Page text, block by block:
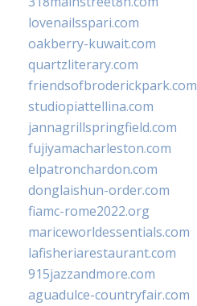
lovenailsspari.com
oakberry-kuwait.com
quartzliterary.com
friendsofbroderickpark.com
studiopiattellina.com
jannagrillspringfield.com
fujiyamacharleston.com
elpatronchardon.com
donglaishun-order.com
fiamc-rome2022.org
mariceworldessentials.com
lafisheriarestaurant.com
915jazzandmore.com
aguadulce-countryfair.com